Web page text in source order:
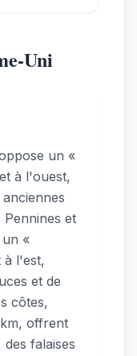
Uni
un «
à l'ouest,
Pennines et
«
à l'est,
et de
côtes,
offrent
falaises